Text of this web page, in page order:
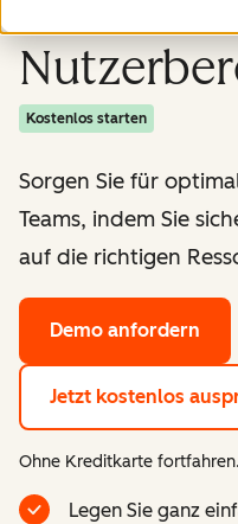
Kostenlos starten
Sorgen Sie für
Teams, indem Sie
auf die richtigen
Demo anfordern
Jetzt kostenlos
Ohne Kreditkarte fortfahren.
Legen Sie ganz